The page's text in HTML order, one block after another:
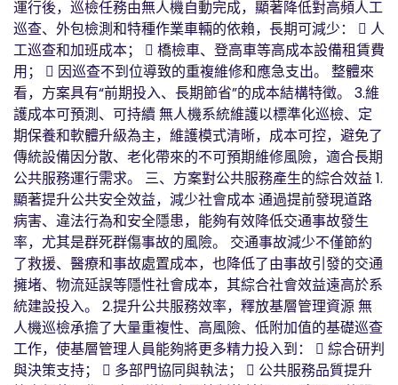
運行後，巡檢任務由無人機自動完成，顯著降低對高頻人工
巡查、外包檢測和特種作業車輛的依賴，長期可減少：  人
工巡查和加班成本；  橋檢車、登高車等高成本設備租賃費
用；  因巡查不到位導致的重複維修和應急支出。 整體來
看，方案具有“前期投入、長期節省”的成本結構特徵。 3.維
護成本可預測、可持續 無人機系統維護以標準化巡檢、定
期保養和軟體升級為主，維護模式清晰，成本可控，避免了
傳統設備因分散、老化帶來的不可預期維修風險，適合長期
公共服務運行需求。 三、方案對公共服務產生的綜合效益 1.
顯著提升公共安全效益，減少社會成本 通過提前發現道路
病害、違法行為和安全隱患，能夠有效降低交通事故發生
率，尤其是群死群傷事故的風險。 交通事故減少不僅節約
了救援、醫療和事故處置成本，也降低了由事故引發的交通
擁堵、物流延誤等隱性社會成本，其綜合社會效益遠高於系
統建設投入。 2.提升公共服務效率，釋放基層管理資源 無
人機巡檢承擔了大量重複性、高風險、低附加值的基礎巡查
工作，使基層管理人員能夠將更多精力投入到：  綜合研判
與決策支持；  多部門協同與執法；  公共服務品質提升